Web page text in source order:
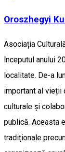
Oroszhegyi
Asociația
începutul anului
localitate. De-a
important al vieții
culturale și
publică. Aceasta
tradiționale